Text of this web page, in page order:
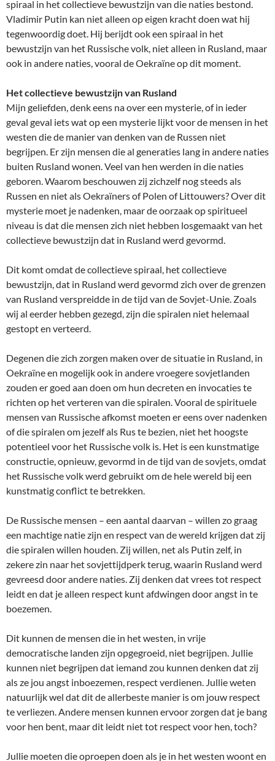
spiraal in het collectieve bewustzijn van die naties bestond.
Vladimir Putin kan niet alleen op eigen kracht doen wat hij
tegenwoordig doet. Hij berijdt ook een spiraal in het
bewustzijn van het Russische volk, niet alleen in Rusland, maar
ook in andere naties, vooral de Oekraïne op dit moment.
Het collectieve bewustzijn van Rusland
Mijn geliefden, denk eens na over een mysterie, of in ieder
geval geval iets wat op een mysterie lijkt voor de mensen in het
westen die de manier van denken van de Russen niet
begrijpen. Er zijn mensen die al generaties lang in andere naties
buiten Rusland wonen. Veel van hen werden in die naties
geboren. Waarom beschouwen zij zichzelf nog steeds als
Russen en niet als Oekraïners of Polen of Littouwers? Over dit
mysterie moet je nadenken, maar de oorzaak op spiritueel
niveau is dat die mensen zich niet hebben losgemaakt van het
collectieve bewustzijn dat in Rusland werd gevormd.
Dit komt omdat de collectieve spiraal, het collectieve
bewustzijn, dat in Rusland werd gevormd zich over de grenzen
van Rusland verspreidde in de tijd van de Sovjet-Unie. Zoals
wij al eerder hebben gezegd, zijn die spiralen niet helemaal
gestopt en verteerd.
Degenen die zich zorgen maken over de situatie in Rusland, in
Oekraïne en mogelijk ook in andere vroegere sovjetlanden
zouden er goed aan doen om hun decreten en invocaties te
richten op het verteren van die spiralen. Vooral de spirituele
mensen van Russische afkomst moeten er eens over nadenken
of die spiralen om jezelf als Rus te bezien, niet het hoogste
potentieel voor het Russische volk is. Het is een kunstmatige
constructie, opnieuw, gevormd in de tijd van de sovjets, omdat
het Russische volk werd gebruikt om de hele wereld bij een
kunstmatig conflict te betrekken.
De Russische mensen – een aantal daarvan – willen zo graag
een machtige natie zijn en respect van de wereld krijgen dat zij
die spiralen willen houden. Zij willen, net als Putin zelf, in
zekere zin naar het sovjettijdperk terug, waarin Rusland werd
gevreesd door andere naties. Zij denken dat vrees tot respect
leidt en dat je alleen respect kunt afdwingen door angst in te
boezemen.
Dit kunnen de mensen die in het westen, in vrije
democratische landen zijn opgegroeid, niet begrijpen. Jullie
kunnen niet begrijpen dat iemand zou kunnen denken dat zij
als ze jou angst inboezemen, respect verdienen. Jullie weten
natuurlijk wel dat dit de allerbeste manier is om jouw respect
te verliezen. Andere mensen kunnen ervoor zorgen dat je bang
voor hen bent, maar dit leidt niet tot respect voor hen, toch?
Jullie moeten die oproepen doen als je in het westen woont en